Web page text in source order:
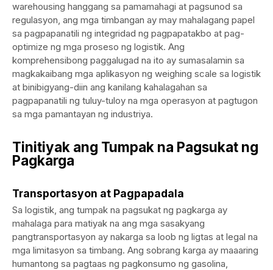
warehousing hanggang sa pamamahagi at pagsunod sa
regulasyon, ang mga timbangan ay may mahalagang papel
sa pagpapanatili ng integridad ng pagpapatakbo at pag-
optimize ng mga proseso ng logistik. Ang
komprehensibong paggalugad na ito ay sumasalamin sa
magkakaibang mga aplikasyon ng weighing scale sa logistik
at binibigyang-diin ang kanilang kahalagahan sa
pagpapanatili ng tuluy-tuloy na mga operasyon at pagtugon
sa mga pamantayan ng industriya.
Tinitiyak ang Tumpak na Pagsukat ng
Pagkarga
Transportasyon at Pagpapadala
Sa logistik, ang tumpak na pagsukat ng pagkarga ay
mahalaga para matiyak na ang mga sasakyang
pangtransportasyon ay nakarga sa loob ng ligtas at legal na
mga limitasyon sa timbang. Ang sobrang karga ay maaaring
humantong sa pagtaas ng pagkonsumo ng gasolina,